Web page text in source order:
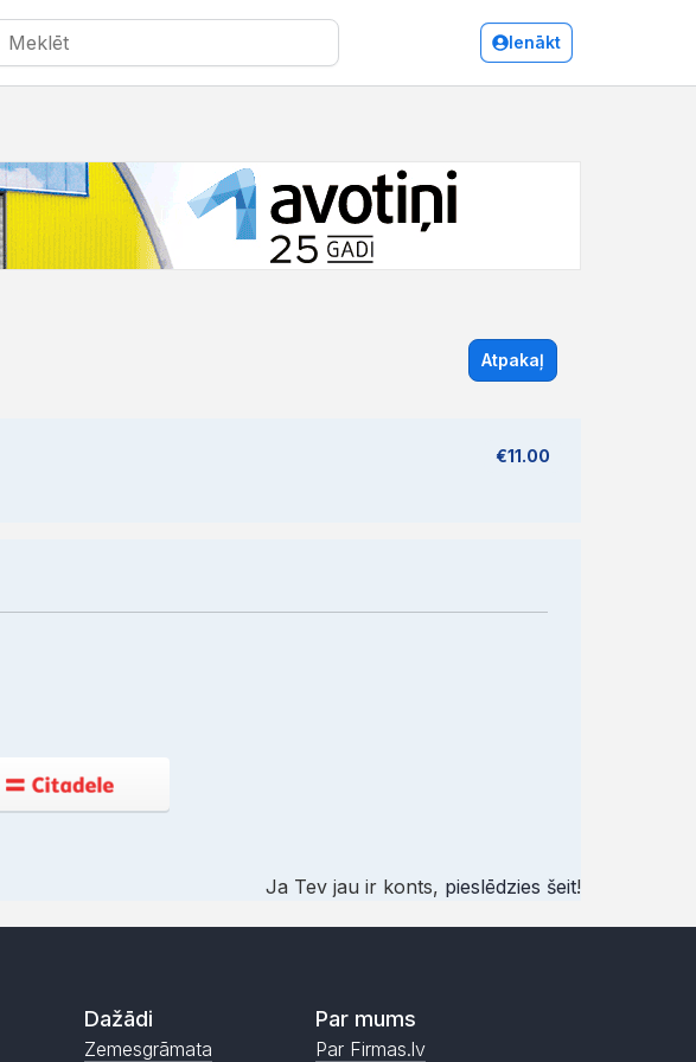
Ienākt
Atpakaļ
€11.00
Ja Tev jau ir konts, pieslēdzies šeit!
Dažādi
Zemesgrāmata
Par mums
Par Firmas.lv